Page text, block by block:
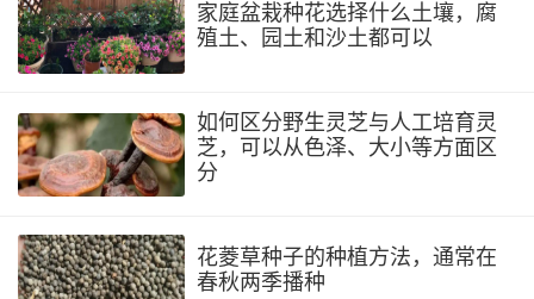
家庭盆栽种花选择什么土壤，腐
殖土、园土和沙土都可以
如何区分野生灵芝与人工培育灵
芝，可以从色泽、大小等方面区
分
花菱草种子的种植方法，通常在
春秋两季播种